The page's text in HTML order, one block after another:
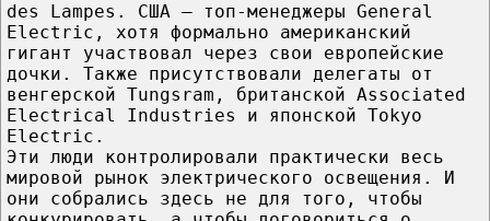
des Lampes. США — топ-менеджеры General
Electric, хотя формально американский
гигант участвовал через свои европейские
дочки. Также присутствовали делегаты от
венгерской Tungsram, британской Associated
Electrical Industries и японской Tokyo
Electric.
Эти люди контролировали практически весь
мировой рынок электрического освещения. И
они собрались здесь не для того, чтобы